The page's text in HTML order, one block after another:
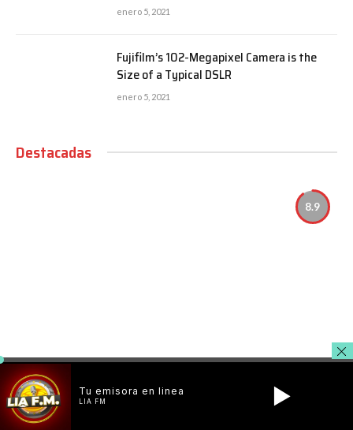
enero 5, 2021
Fujifilm’s 102-Megapixel Camera is the
Size of a Typical DSLR
enero 5, 2021
Destacadas
8.9
Comparison of Mobile Phone Providers: 4G Connectivity &
Speed
By
Tu emisora en linea
LIA FM